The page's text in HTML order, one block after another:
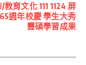
教育文化 111 1124 屏
週年校慶 學生大秀
豐碩學習成果